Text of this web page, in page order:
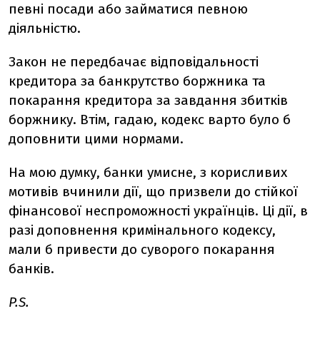
певні посади або займатися певною
діяльністю.
Закон не передбачає відповідальності
кредитора за банкрутство боржника та
покарання кредитора за завдання збитків
боржнику. Втім, гадаю, кодекс варто було б
доповнити цими нормами.
На мою думку, банки умисне, з корисливих
мотивів вчинили дії, що призвели до стійкої
фінансової неспроможності українців. Ці дії, в
разі доповнення кримінального кодексу,
мали б привести до суворого покарання
банків.
P.S.